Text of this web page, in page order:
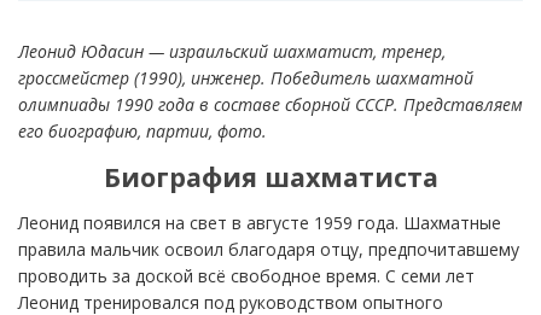
Леонид Юдасин — израильский шахматист, тренер,
гроссмейстер (1990), инженер. Победитель шахматной
олимпиады 1990 года в составе сборной СССР. Представляем
его биографию, партии, фото.
Биография шахматиста
Леонид появился на свет в августе 1959 года. Шахматные
правила мальчик освоил благодаря отцу, предпочитавшему
проводить за доской всё свободное время. С семи лет
Леонид тренировался под руководством опытного